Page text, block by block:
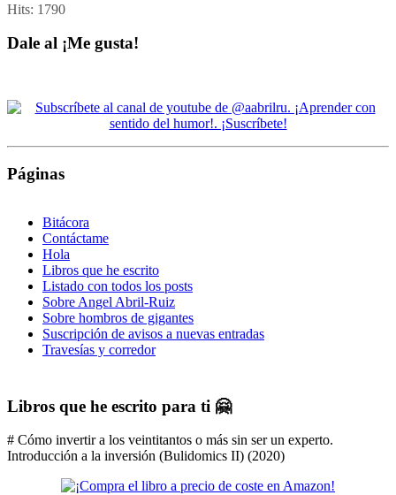
Hits: 1790
Dale al ¡Me gusta!
Páginas
Bitácora
Contáctame
Hola
Libros que he escrito
Listado con todos los posts
Sobre Angel Abril-Ruiz
Sobre hombros de gigantes
Suscripción de avisos a nuevas entradas
Travesías y corredor
Libros que he escrito para ti 🤗
# Cómo invertir a los veintitantos o más sin ser un experto.
Introducción a la inversión (Bulidomics II) (2020)